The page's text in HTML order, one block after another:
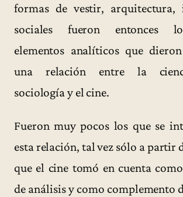
formas de vestir, arquitectura,
sociales fueron entonces
elementos analíticos que
una relación entre la
sociología y el cine.
Fueron muy pocos los que se
esta relación, tal vez sólo a partir
que el cine tomó en cuenta
de análisis y como complemento